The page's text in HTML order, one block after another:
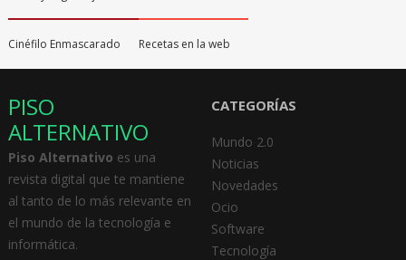
Cinéfilo Enmascarado Recetas en la web
PISO
ALTERNATIVO
Piso Alternativo es una
revista digital que te mantiene
al tanto de lo más relevante en
el mundo de la tecnología e
informática.
CATEGORÍAS
Mundo 2.0
Noticias
Novedades
Ocio
Software
Tecnología